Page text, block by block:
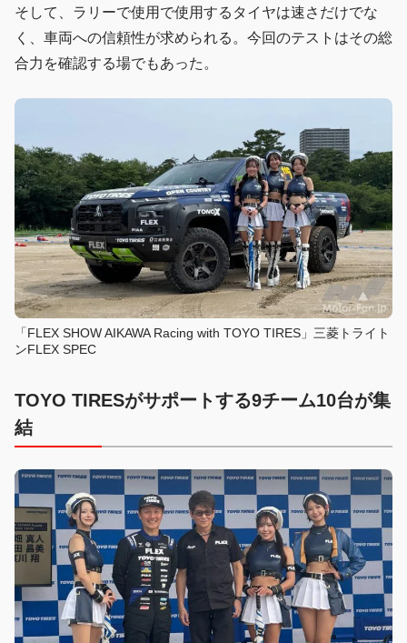
そして、ラリーで使用で使用するタイヤは速さだけでな
く、車両への信頼性が求められる。今回のテストはその総
合力を確認する場でもあった。
「FLEX SHOW AIKAWA Racing with TOYO TIRES」三菱トライト
ンFLEX SPEC
TOYO TIRESがサポートする9チーム10台が集
結